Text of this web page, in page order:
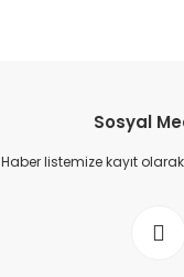
Sosyal
Haber listemize kayıt